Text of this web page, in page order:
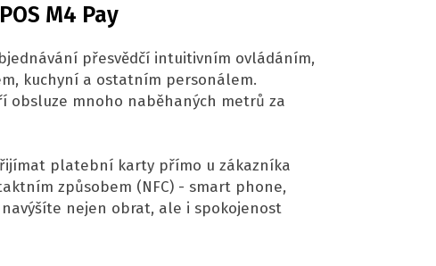
M4 Pay
přesvědčí intuitivním ovládáním,
kuchyní a ostatním personálem.
obsluze mnoho naběhaných metrů za
platební karty přímo u zákazníka
způsobem (NFC) - smart phone,
nejen obrat, ale i spokojenost